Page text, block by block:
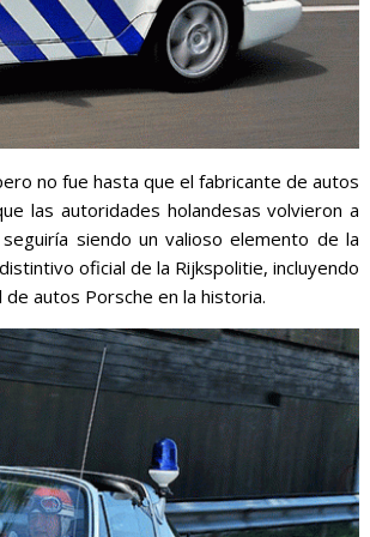
no fue hasta que el fabricante de autos
las autoridades holandesas volvieron a
siendo un valioso elemento de la
oficial de la Rijkspolitie, incluyendo
autos Porsche en la historia.